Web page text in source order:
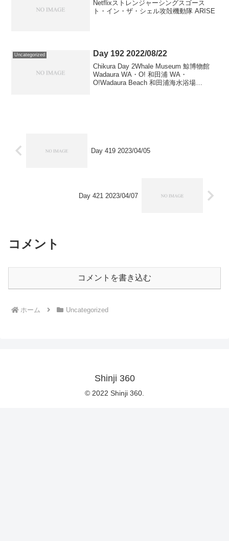
Netflixストレンジャーシングスゴース
ト・イン・ザ・シェル攻殻機動隊 ARISE
Uncategorized Day 192 2022/08/22
Chikura Day 2Whale Museum 鯨博物館
Wadaura WA・O! 和田浦 WA・
O!Wadaura Beach 和田浦海水浴場
Day 419 2023/04/05
Day 421 2023/04/07
コメント
コメントを書き込む
ホーム Uncategorized
Shinji 360
© 2022 Shinji 360.